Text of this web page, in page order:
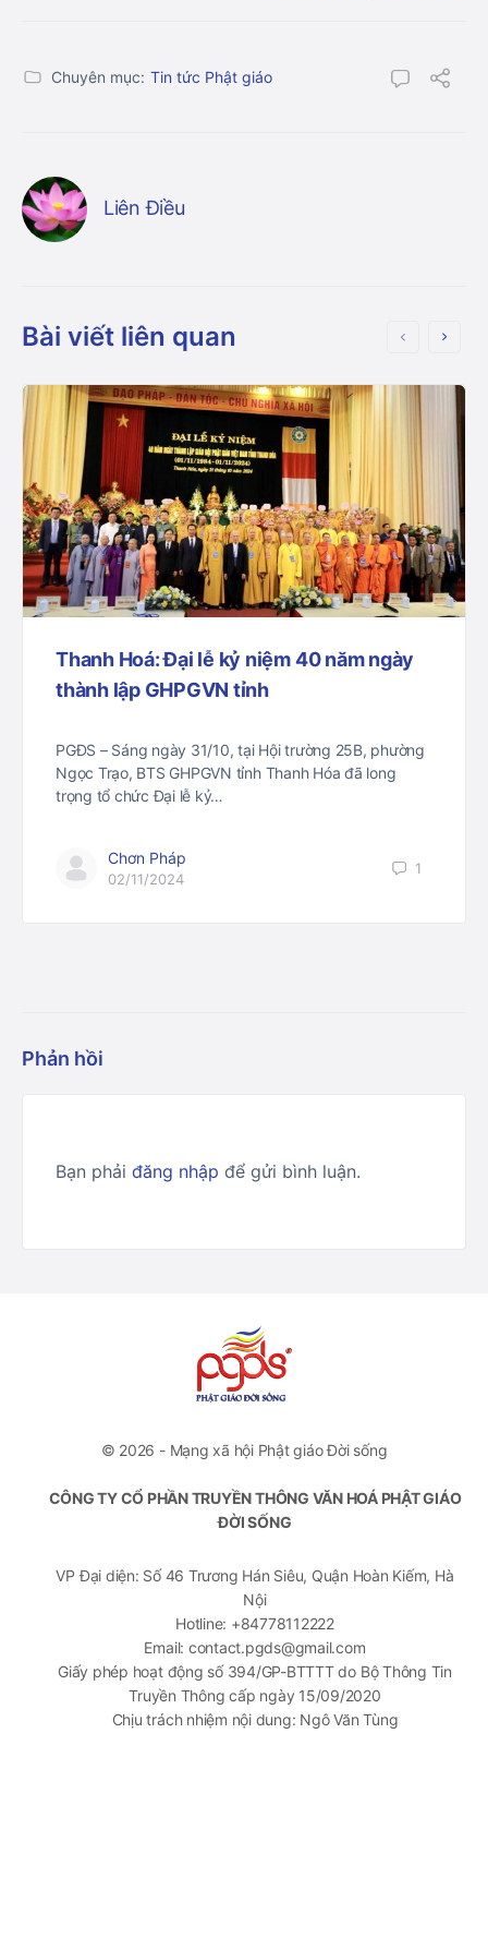
Chuyên mục: Tin tức Phật giáo
Liên Điều
Bài viết liên quan
Thanh Hoá: Đại lễ kỷ niệm 40 năm ngày
thành lập GHPGVN tỉnh
PGĐS – Sáng ngày 31/10, tại Hội trường 25B, phường
Ngọc Trạo, BTS GHPGVN tỉnh Thanh Hóa đã long
trọng tổ chức Đại lễ kỷ…
Chơn Pháp
02/11/2024
1
Phản hồi
Bạn phải đăng nhập để gửi bình luận.
© 2026 - Mạng xã hội Phật giáo Đời sống
CÔNG TY CỔ PHẦN TRUYỀN THÔNG VĂN HOÁ PHẬT GIÁO
ĐỜI SỐNG
VP Đại diện: Số 46 Trương Hán Siêu, Quận Hoàn Kiếm, Hà
Nội
Hotline: +84778112222
Email: contact.pgds@gmail.com
Giấy phép hoạt động số 394/GP-BTTTT do Bộ Thông Tin
Truyền Thông cấp ngày 15/09/2020
Chịu trách nhiệm nội dung: Ngô Văn Tùng